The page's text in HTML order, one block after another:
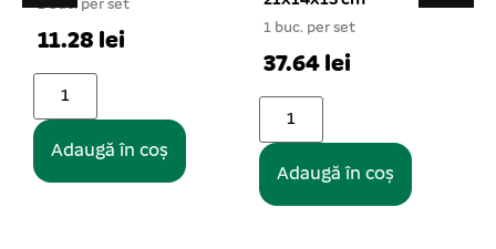
1 buc. per set 1 buc. per set
16.06 lei
Adaugă în coș